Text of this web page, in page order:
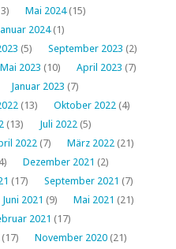
Mai 2024(15)
2024(1)
(5) September 2023 (2)
Mai 2023 (10) April 2023 (7)
Januar 2023 (7)
(13) Oktober 2022 (4)
(13) Juli 2022 (5)
2022 (7) März 2022 (21)
Dezember 2021 (2)
(17) September 2021 (7)
Juni 2021 (9) Mai 2021 (21)
2021 (17)
(17) November 2020 (21)